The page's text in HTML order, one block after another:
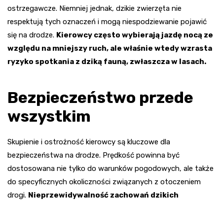
ostrzegawcze. Niemniej jednak, dzikie zwierzęta nie
respektują tych oznaczeń i mogą niespodziewanie pojawić
się na drodze. Kierowcy często wybierają jazdę nocą ze
względu na mniejszy ruch, ale właśnie wtedy wzrasta
ryzyko spotkania z dziką fauną, zwłaszcza w lasach.
Bezpieczeństwo przede
wszystkim
Skupienie i ostrożność kierowcy są kluczowe dla
bezpieczeństwa na drodze. Prędkość powinna być
dostosowana nie tylko do warunków pogodowych, ale także
do specyficznych okoliczności związanych z otoczeniem
drogi. Nieprzewidywalność zachowań dzikich